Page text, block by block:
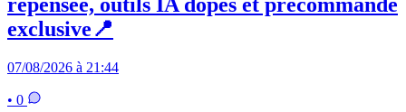
repensée, outils IA dopés et précommande
exclusive📍
07/08/2026 à 21:44
• 0